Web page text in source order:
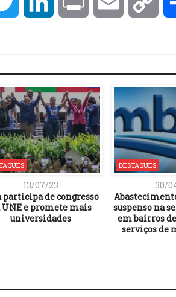
13/07/23
participa de congresso
UNE e promete mais
universidades
DESTAQUES
30/
suspenso na
em bairros
serviços de